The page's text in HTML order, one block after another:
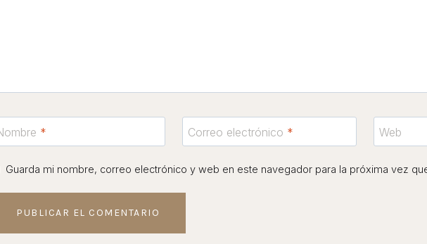
* Correo electrónico * Web
Guarda mi nombre, correo electrónico y web en este navegador para la próxima vez